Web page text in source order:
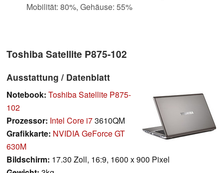
Mobilität: 80%, Gehäuse: 55%
Toshiba Satellite P875-102
Ausstattung / Datenblatt
Notebook: Toshiba Satellite P875-
102
Prozessor: Intel Core i73610QM
Grafikkarte: NVIDIA GeForce GT
630M
Bildschirm: 17.30 Zoll, 16:9, 1600 x 900 Pixel